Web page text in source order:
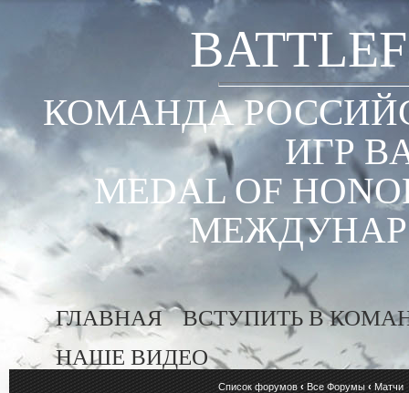
КОМАНДА
ИГР
MEDAL OF
ГЛАВНАЯ
ВСТУПИТЬ В
НАШЕ ВИДЕО
Список форумов ‹ Все Форумы ‹ Матчи